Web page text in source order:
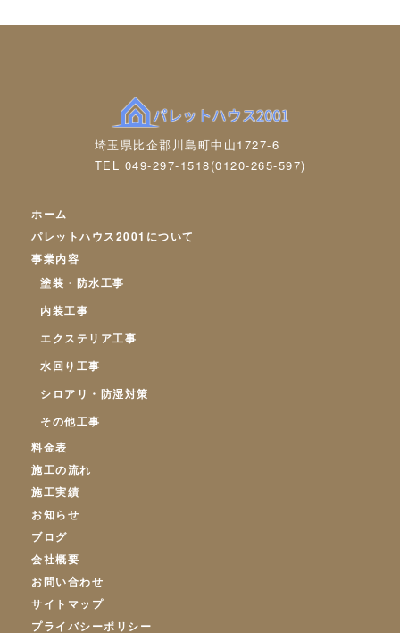
埼玉県比企郡川島町中山1727-6
TEL 049-297-1518(0120-265-597)
ホーム
パレットハウス2001について
事業内容
塗装・防水工事
内装工事
エクステリア工事
水回り工事
シロアリ・防湿対策
その他工事
料金表
施工の流れ
施工実績
お知らせ
ブログ
会社概要
お問い合わせ
サイトマップ
プライバシーポリシー